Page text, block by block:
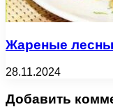
Жареные
28.11.2024
Добавить